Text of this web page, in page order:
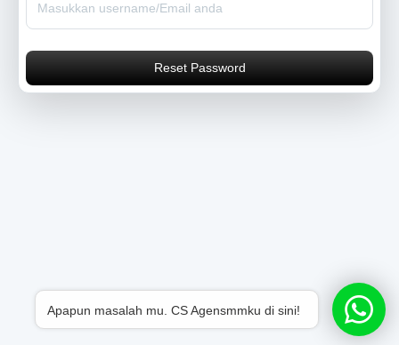
Reset Password
Apapun masalah mu. CS Agensmmku di sini!